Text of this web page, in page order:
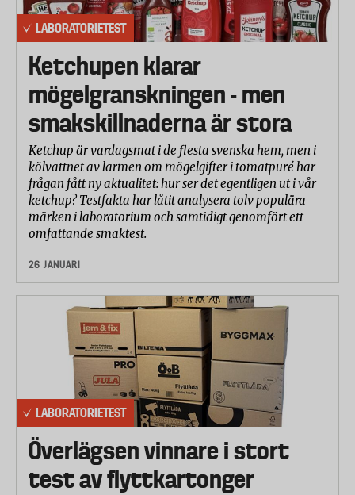
LABORATORIETEST
Ketchupen klarar
mögelgranskningen - men
smakskillnaderna är stora
Ketchup är vardagsmat i de flesta svenska hem, men i
kölvattnet av larmen om mögelgifter i tomatpuré har
frågan fått ny aktualitet: hur ser det egentligen ut i vår
ketchup? Testfakta har låtit analysera tolv populära
märken i laboratorium och samtidigt genomfört ett
omfattande smaktest.
26 JANUARI
LABORATORIETEST
Överlägsen vinnare i stort
test av flyttkartonger